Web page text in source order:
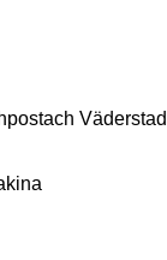
Väderstad